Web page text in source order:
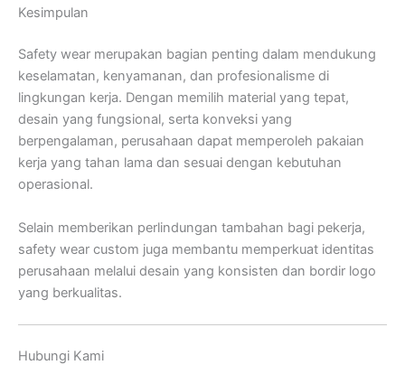
Kesimpulan
Safety wear merupakan bagian penting dalam mendukung
keselamatan, kenyamanan, dan profesionalisme di
lingkungan kerja. Dengan memilih material yang tepat,
desain yang fungsional, serta konveksi yang
berpengalaman, perusahaan dapat memperoleh pakaian
kerja yang tahan lama dan sesuai dengan kebutuhan
operasional.
Selain memberikan perlindungan tambahan bagi pekerja,
safety wear custom juga membantu memperkuat identitas
perusahaan melalui desain yang konsisten dan bordir logo
yang berkualitas.
Hubungi Kami